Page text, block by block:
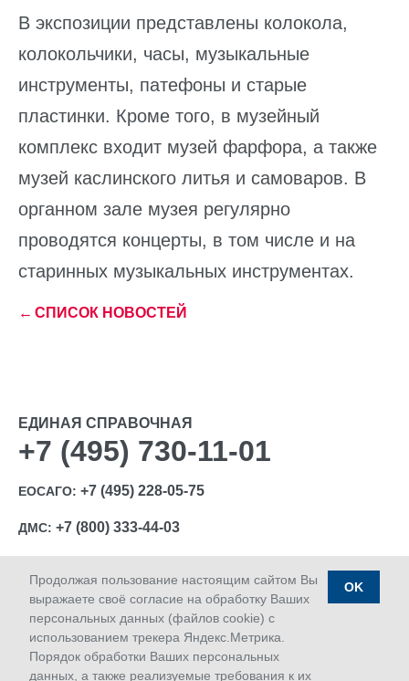
В экспозиции представлены колокола,
колокольчики, часы, музыкальные
инструменты, патефоны и старые
пластинки. Кроме того, в музейный
комплекс входит музей фарфора, а также
музей каслинского литья и самоваров. В
органном зале музея регулярно
проводятся концерты, в том числе и на
старинных музыкальных инструментах.
← СПИСОК НОВОСТЕЙ
Продолжая пользование настоящим сайтом Вы
выражаете своё согласие на обработку Ваших
персональных данных (файлов cookie) с
использованием трекера Яндекс.Метрика.
Порядок обработки Ваших персональных
данных, а также реализуемые требования к их
OK
ЕДИНАЯ СПРАВОЧНАЯ
+7 (495) 730-11-01
ЕОСАГО: +7 (495) 228-05-75
ДМС: +7 (800) 333-44-03
Ⓒ 1992-2026 АО «МАКС»
Лицензии Банка России: ОС № 1427-03, ОС № 1427-04,
ОС № 1427-05, СЛ № 1427, СИ № 1427, ПС № 1427 от